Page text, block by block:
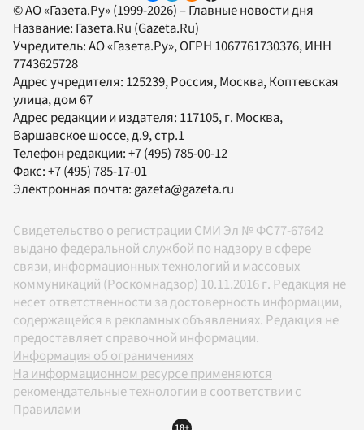
© АО «Газета.Ру» (1999-2026) – Главные новости дня
Название: Газета.Ru (Gazeta.Ru)
Учредитель:АО «Газета.Ру», ОГРН 1067761730376, ИНН
7743625728
Адрес учредителя: 125239, Россия, Москва, Коптевская
улица, дом 67
Адрес редакции и издателя: 117105, г. Москва,
Варшавское шоссе, д.9, стр.1
Телефон редакции:+7 (495) 785-00-12
Факс:+7 (495) 785-17-01
Электронная почта:gazeta@gazeta.ru
Свидетельство о регистрации СМИ Эл № ФС77-67642
выдано федеральной службой по надзору в сфере
связи, информационных технологий и массовых
коммуникаций (Роскомнадзор) 10.11.2016 г. Редакция не
несет ответственности за достоверность информации,
содержащейся в рекламных объявлениях. Редакция не
предоставляет справочной информации.
Информация об ограничениях
На информационном ресурсе применяются
рекомендательные технологии в соответствии с
Правилами